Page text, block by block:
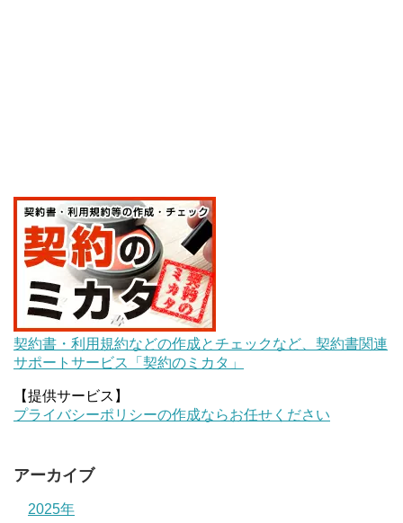
契約書・利用規約などの作成とチェックなど、契約書関連
サポートサービス「契約のミカタ」
【提供サービス】
プライバシーポリシーの作成ならお任せください
アーカイブ
2025年